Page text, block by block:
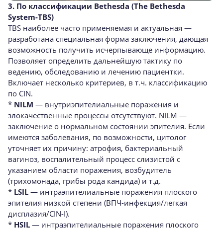
3. По классификации Bethesda (The Bethesda
System-TBS)
TBS наиболее часто применяемая и актуальная —
разработана специальная форма заключения, дающая
возможность получить исчерпывающе информацию.
Позволяет определить дальнейшую тактику по
ведению, обследованию и лечению пациентки.
Включает несколько критериев, в т.ч. классификацию
по CIN.
* NILM — внутриэпителиальные поражения и
злокачественные процессы отсутствуют. NILM —
заключение о нормальном состоянии эпителия. Если
имеются заболевания, по возможности, цитолог
уточняет их причину: атрофия, бактериальный
вагиноз, воспалительный процесс слизистой с
указанием области поражения, возбудитель
(трихомонада, грибы рода кандида) и т.д.
* LSIL — интраэпителиальные поражения плоского
эпителия низкой степени (ВПЧ-инфекция/легкая
дисплазия/CIN-I).
* HSIL — интраэпителиальные поражения плоского